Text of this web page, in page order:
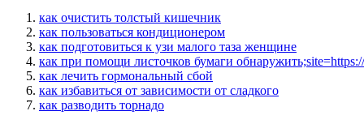
как очистить толстый кишечник
как пользоваться кондиционером
как подготовиться к узи малого таза женщине
как при помощи листочков бумаги
как лечить гормональный сбой
как избавиться от зависимости от сладкого
как разводить торнадо